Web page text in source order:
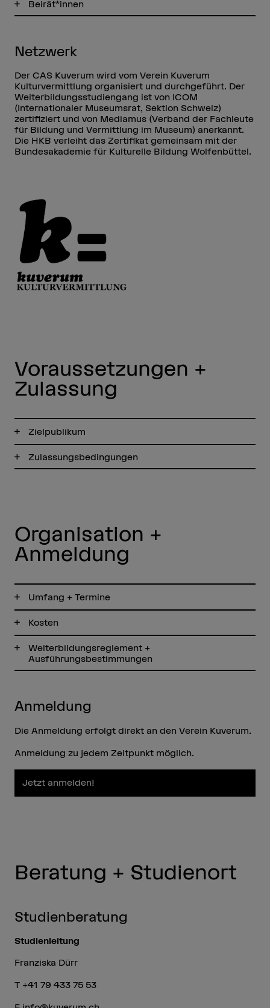
Beirät*innen
Netzwerk
Der CAS Kuverum wird vom Verein Kuverum
Kulturvermittlung organisiert und durchgeführt. Der
Weiterbildungsstudiengang ist von ICOM
(Internationaler Museumsrat, Sektion Schweiz)
zertifiziert und von Mediamus (Verband der Fachleute
für Bildung und Vermittlung im Museum) anerkannt.
Die HKB verleiht das Zertifikat gemeinsam mit der
Bundesakademie für Kulturelle Bildung Wolfenbüttel.
Voraussetzungen +
Zulassung
Zielpublikum
Zulassungsbedingungen
Organisation +
Anmeldung
Umfang + Termine
Kosten
Weiterbildungsreglement +
Ausführungsbestimmungen
Anmeldung
Die Anmeldung erfolgt direkt an den Verein Kuverum.
Anmeldung zu jedem Zeitpunkt möglich.
Jetzt anmelden!
Beratung + Studienort
Studienberatung
Studienleitung
Franziska Dürr
T +41 79 433 75 53